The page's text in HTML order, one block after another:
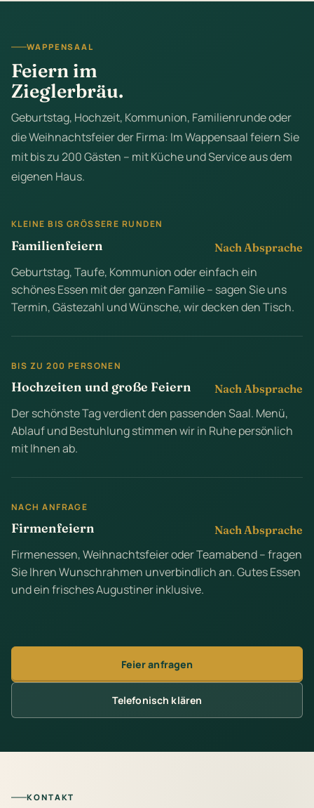
WAPPENSAAL
Feiern im
Zieglerbräu.
Geburtstag, Hochzeit, Kommunion, Familienrunde oder
die Weihnachtsfeier der Firma: Im Wappensaal feiern Sie
mit bis zu 200 Gästen – mit Küche und Service aus dem
eigenen Haus.
KLEINE BIS GRÖSSERE RUNDEN
Familienfeiern Nach Absprache
Geburtstag, Taufe, Kommunion oder einfach ein
schönes Essen mit der ganzen Familie – sagen Sie uns
Termin, Gästezahl und Wünsche, wir decken den Tisch.
BIS ZU 200 PERSONEN
Hochzeiten und große Feiern Nach Absprache
Der schönste Tag verdient den passenden Saal. Menü,
Ablauf und Bestuhlung stimmen wir in Ruhe persönlich
mit Ihnen ab.
NACH ANFRAGE
Firmenfeiern Nach Absprache
Firmenessen, Weihnachtsfeier oder Teamabend – fragen
Sie Ihren Wunschrahmen unverbindlich an. Gutes Essen
und ein frisches Augustiner inklusive.
Feier anfragen
Telefonisch klären
KONTAKT